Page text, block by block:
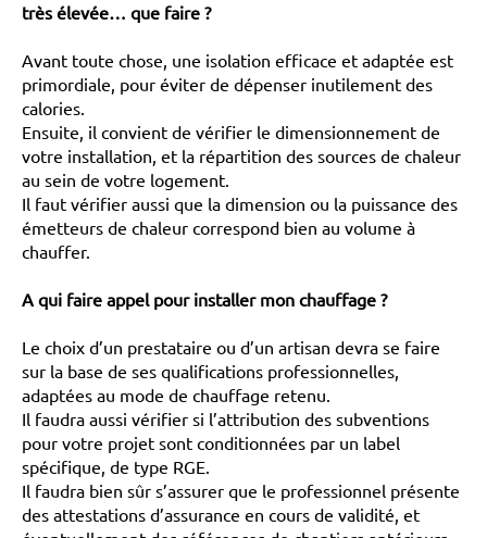
très élevée… que faire ?
Avant toute chose, une isolation efficace et adaptée est
primordiale, pour éviter de dépenser inutilement des
calories.
Ensuite, il convient de vérifier le dimensionnement de
votre installation, et la répartition des sources de chaleur
au sein de votre logement.
Il faut vérifier aussi que la dimension ou la puissance des
émetteurs de chaleur correspond bien au volume à
chauffer.
A qui faire appel pour installer mon chauffage ?
Le choix d’un prestataire ou d’un artisan devra se faire
sur la base de ses qualifications professionnelles,
adaptées au mode de chauffage retenu.
Il faudra aussi vérifier si l’attribution des subventions
pour votre projet sont conditionnées par un label
spécifique, de type RGE.
Il faudra bien sûr s’assurer que le professionnel présente
des attestations d’assurance en cours de validité, et